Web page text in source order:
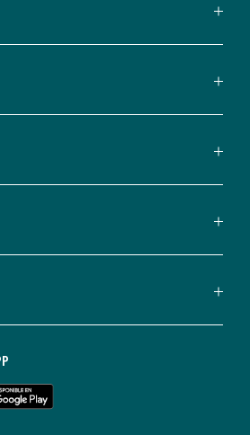
aceptas
comerciales
personalizadas
parte
Redoute.
de
en
cualquier